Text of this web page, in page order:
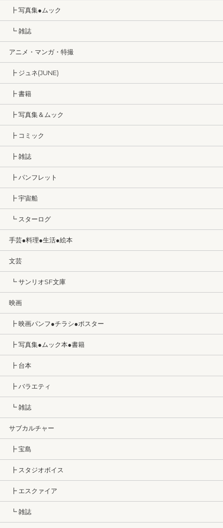
┣ 写真集●ムック
┗ 雑誌
アニメ・マンガ・特撮
┣ ジュネ(JUNE)
┣ 書籍
┣ 写真集＆ムック
┣ コミック
┣ 雑誌
┣ パンフレット
┣ 宇宙船
┗ スターログ
手芸●料理●生活●絵本
文芸
┗ サンリオSF文庫
映画
┣ 映画パンフ●チラシ●ポスター
┣ 写真集●ムック本●書籍
┣ 台本
┣ バラエティ
┗ 雑誌
サブカルチャー
┣ 宝島
┣ スタジオボイス
┣ エスクァイア
┗ 雑誌